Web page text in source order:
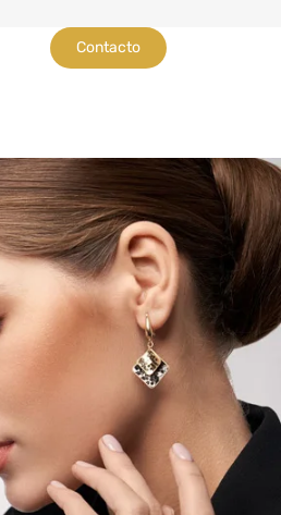
Contacto